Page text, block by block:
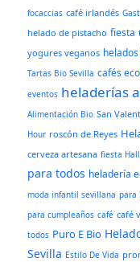
focaccias café irlandés
helado de pistacho fiesta
yogures veganos
Tartas Bio Sevilla cafés
eventos heladerías
Alimentación Bio San
Hour roscón de Reyes
cerveza artesana fiesta
para todos heladería
moda infantil sevillana para
para cumpleaños café café
todos Puro E Bio
Sevilla Estilo De Vida